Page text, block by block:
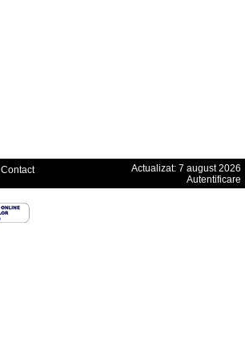
Contact
Actualizat: 7 august 2026
Autentificare